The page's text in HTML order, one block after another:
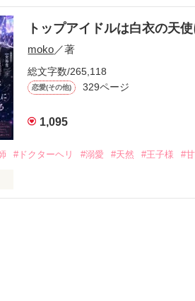
た
けます」
言
ない危機へ追い込まれていく
ゃ、乗り越えられない距離がある〉
・・❥
ちのせ さな）27歳
ーICU所属。
乗するフライトナース。
トップアイドルは白衣の天
moko／著
総文字数/265,118
恋愛(その他) 329ページ
1,095
#ドクターヘリ #溺愛 #天然 #王子様 #